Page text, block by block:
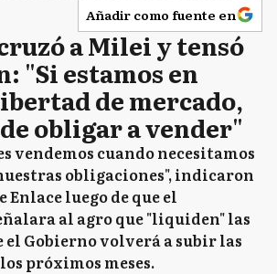
Añadir como fuente en
a Milei y tensó
"Si estamos en
de mercado,
obligar a vender"
vendemos cuando necesitamos
obligaciones", indicaron
Enlace luego de que el
al agro que "liquiden" las
el Gobierno volverá a subir las
próximos meses.